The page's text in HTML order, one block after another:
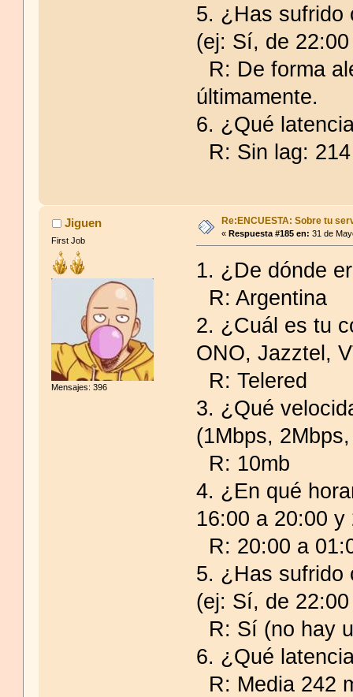
5. ¿Has sufrido
(ej: Sí, de
R: De forma
últimamente.
6. ¿Qué
R: Sin lag:
Jiguen
First Job
Mensajes: 396
Re:ENCUESTA: Sobre tu
«Respuesta #185 en: 31 de
1. ¿De dónde
R: Argentina
2. ¿Cuál es tu
ONO, Jazztel,
R: Telered
3. ¿Qué
(1Mbps,
R: 10mb
4. ¿En qué
16:00 a 20:00
R: 20:00 a
5. ¿Has sufrido
(ej: Sí, de
R: Sí (no hay
6. ¿Qué
R: Media 242